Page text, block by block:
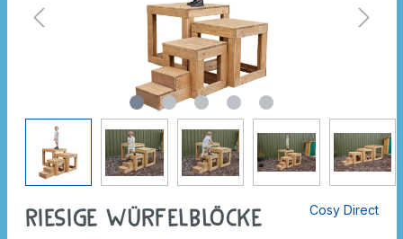
Riesige Würfelblöcke
Cosy Direct